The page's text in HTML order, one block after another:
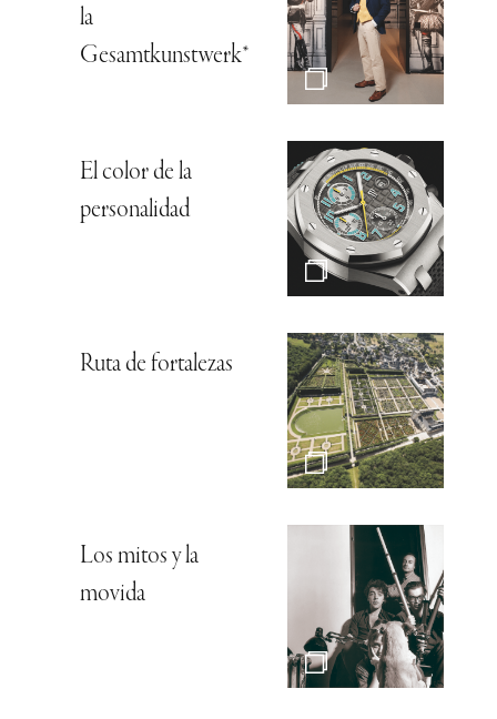
la
Gesamtkunstwerk*
El color de la
personalidad
Ruta de fortalezas
Los mitos y la
movida